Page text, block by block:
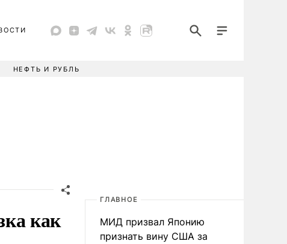
НЕФТЬ И РУБЛЬ
как
ГЛАВНОЕ
МИД призвал Японию
признать вину США за